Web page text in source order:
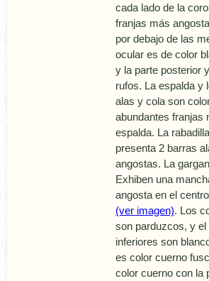
cada lado de la
franjas más
por debajo de las
ocular es de color
y la parte posterior
rufos. La espalda y
alas y cola son
abundantes franjas
espalda. La
presenta 2 barras
angostas. La
Exhiben una
angosta en el
(ver imagen). Los
son parduzcos, y
inferiores son
es color cuerno
color cuerno con la